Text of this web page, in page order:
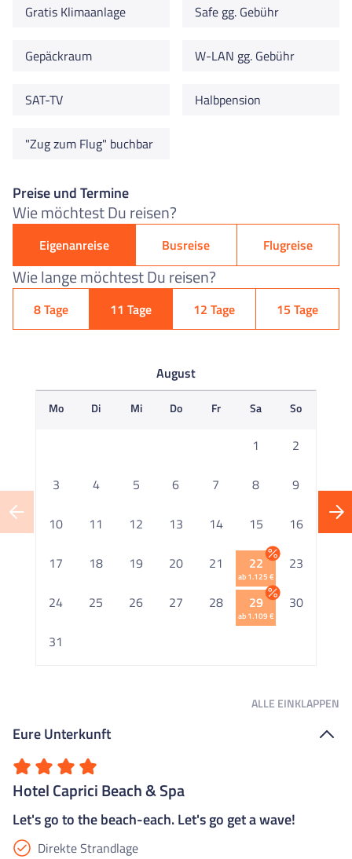
Gratis Klimaanlage Safe gg. Gebühr
Gepäckraum W-LAN gg. Gebühr
SAT-TV Halbpension
"Zug zum Flug" buchbar
Preise und Termine
Wie möchtest Du reisen?
Eigenanreise Busreise Flugreise
Wie lange möchtest Du reisen?
8 Tage 11 Tage 12 Tage 15 Tage
August
Mo Di Mi Do Fr Sa So
1 2
3 4 5 6 7 8 9
10 11 12 13 14 15 16
17 18 19 20 21 22
ab 1.125 €
23
24 25 26 27 28 29
ab 1.109 €
30
31
ALLE EINKLAPPEN
Eure Unterkunft
Hotel Caprici Beach & Spa
Let's go to the beach-each. Let's go get a wave!
Direkte Strandlage